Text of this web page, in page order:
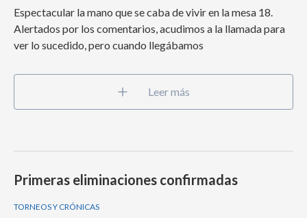
Espectacular la mano que se caba de vivir en la mesa 18.
Alertados por los comentarios, acudimos a la llamada para
ver lo sucedido, pero cuando llegábamos
Leer más
Primeras eliminaciones confirmadas
TORNEOS Y CRÓNICAS